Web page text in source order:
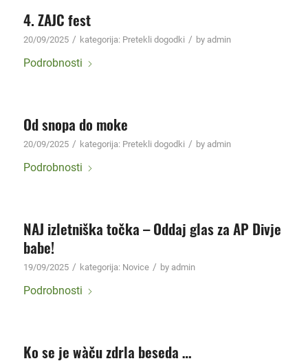
4. ZAJC fest
20/09/2025 / kategorija: Pretekli dogodki / by admin
Podrobnosti
Od snopa do moke
20/09/2025 / kategorija: Pretekli dogodki / by admin
Podrobnosti
NAJ izletniška točka – Oddaj glas za AP Divje
babe!
19/09/2025 / kategorija: Novice / by admin
Podrobnosti
Ko se je wàču zdrla beseda …